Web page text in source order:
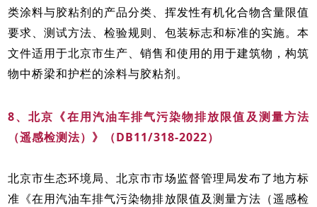
类涂料与胶粘剂的产品分类、挥发性有机化合物含量限值
要求、测试方法、检验规则、包装标志和标准的实施。本
文件适用于北京市生产、销售和使用的用于建筑物，构筑
物中桥梁和护栏的涂料与胶粘剂。
8、北京《在用汽油车排气污染物排放限值及测量方法
（遥感检测法）》（DB11/318-2022）
北京市生态环境局、北京市市场监督管理局发布了地方标
准《在用汽油车排气污染物排放限值及测量方法（遥感检